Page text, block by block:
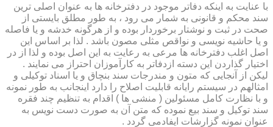
با عنایت به اینکه دفاتر موجود در دفترخانه ها به عنوان اصلی ترین
سند محکم و قانونی به شمار می رود ، به طور مطلق بایستی از
صحت در ثبت و نوشتار برخوردار بوده و از هرگونه خدشه و یا فاصله
و یا حاشیه نویسی و نواقص مثلی مصون باشد . لذا بر اساس این
اصل اغلب دفترخانه ها مرعی به رعایت به این اصل بوده و لذا از در
اختیار گذاردن این دسته ازدفاتر به کارآموزان احتراز می نمایند .
لیکن از آنجایی که متون و مندرجات سند بنچاق و یا اسناد توکیلی و
امثالهم در سیستم رایانه قابلیت اصلاح را دارد اینجانب به طور نمونه
و با نظارت کامل مسئولین ( منشی ها ) اقدام به تنظیم چند فقره
سند توکیل و سند بیع نموده که متن آن به صورت دست نویس به
عنوان نمونه گزارشات ایفادمی گردد .